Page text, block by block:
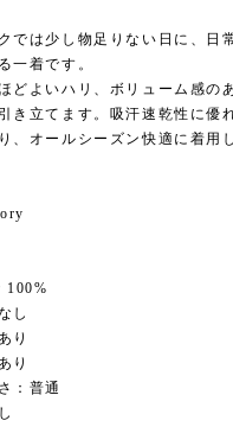
では少し物足りない日に、日
一着です。
どよいハリ、ボリューム感の
き立てます。吸汗速乾性に優
、オールシーズン快適に着用
100%
し
り
り
：普通